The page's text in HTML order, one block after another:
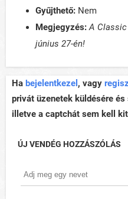
Gyűjthető: Nem
Megjegyzés: A Classic
június 27-én!
Ha bejelentkezel , vagy
privát üzenetek küldésére
illetve a captchát sem kell
ÚJ VENDÉG HOZZÁSZÓLÁS